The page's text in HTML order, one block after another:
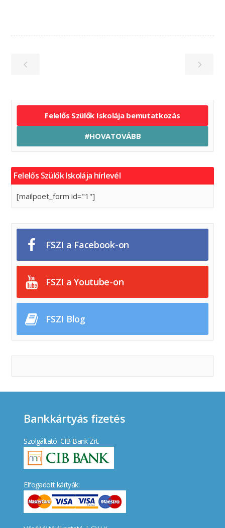
Felelős Szülők Iskolája bemutatkozás
#HOVATOVÁBB
Felelős Szülők Iskolája hírlevél
[mailpoet_form id="1"]
FSZI a Facebook-on
FSZI a Youtube-on
FSZI Blog
Bankkártyás fizetés
Szolgáltató: CIB Bank Zrt.
Elfogadott kártyák: